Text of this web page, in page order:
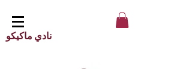
نادي ماكيكو